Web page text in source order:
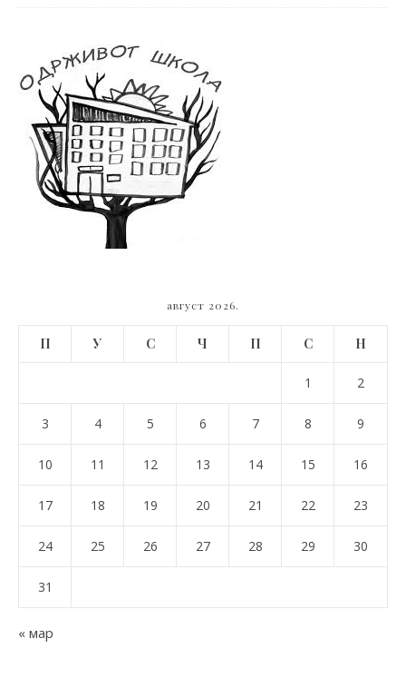
август 2026.
П У С Ч П С Н
1 2
3 4 5 6 7 8 9
10 11 12 13 14 15 16
17 18 19 20 21 22 23
24 25 26 27 28 29 30
31
« мар